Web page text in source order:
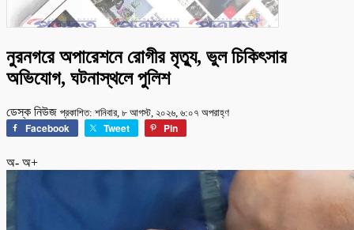
নুরনগরে অপারেশনে রোগীর মৃত্যু, ভুল চিকিৎসার
অভিযোগ, ঘটনাস্থলে পুলিশ
ডেস্ক নিউজ প্রকাশিত: শনিবার, ৮ আগস্ট, ২০২৬, ৬:০৭ অপরাহ্ণ
Facebook Tweet Pin
অ- অ+